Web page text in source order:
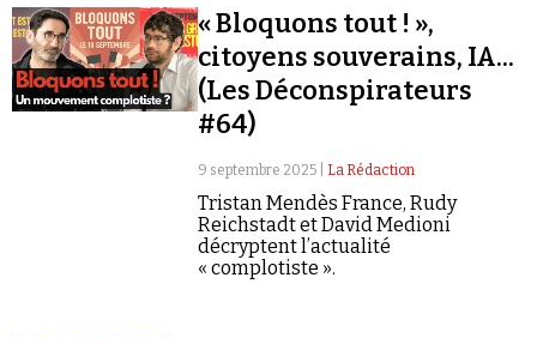
« Bloquons tout ! »,
citoyens souverains, IA...
(Les Déconspirateurs
#64)
9 septembre 2025 | La Rédaction
Tristan Mendès France, Rudy
Reichstadt et David Medioni
décryptent l’actualité
« complotiste ».